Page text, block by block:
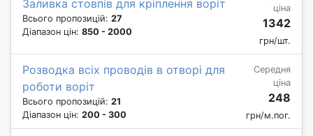
Заливка стовпів для кріплення воріт
Всього пропозицій: 27
Діапазон цін: 850 - 2000
ціна
1342
грн/шт.
Розводка всіх проводів в отворі для
роботи воріт
Всього пропозицій: 21
Діапазон цін: 200 - 300
Середня
ціна
248
грн/м.пог.